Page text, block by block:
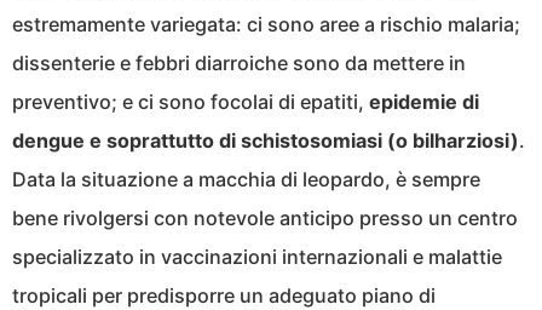
estremamente variegata: ci sono aree a rischio malaria;
dissenterie e febbri diarroiche sono da mettere in
preventivo; e ci sono focolai di epatiti, epidemie di
dengue e soprattutto di schistosomiasi (o bilharziosi).
Data la situazione a macchia di leopardo, è sempre
bene rivolgersi con notevole anticipo presso un centro
specializzato in vaccinazioni internazionali e malattie
tropicali per predisporre un adeguato piano di